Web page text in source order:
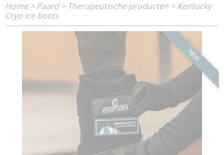
Home>Paard> Therapeutische producten >Kentucky
Cryo ice boots
NEW